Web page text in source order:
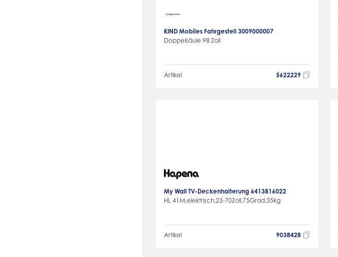
KIND Mobiles Fahrgestell 3009000007
Doppelsäule 98 Zoll
Artikel 5622229
My Wall TV-Deckenhalterung 6413816022
HL 41M,elektrisch,23-70Zoll,75Grad,35kg
Artikel 9038428